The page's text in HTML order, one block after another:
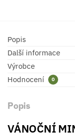
Popis
Další informace
Výrobce
Hodnocení
0
Popis
VÁNOČNÍ